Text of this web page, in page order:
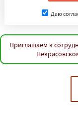
Даю
Приглашаем к